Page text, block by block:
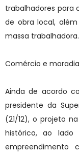
trabalhadores para
de obra local,
massa trabalhadora.
Comércio e
Ainda de acordo
presidente da
(21/12), o projeto
histórico, ao
empreendimento